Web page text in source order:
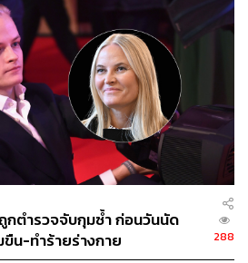
กตำรวจจับกุมซ้ำ ก่อนวันนัด
น-ทำร้ายร่างกาย
288